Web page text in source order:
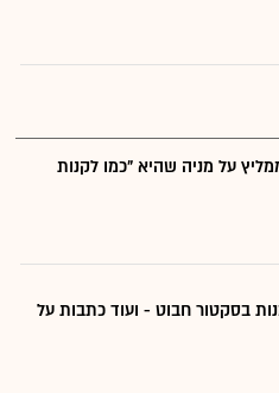
על מניה שהיא "כמו לקנות
בסקטור חבוט - ועוד כתבות על